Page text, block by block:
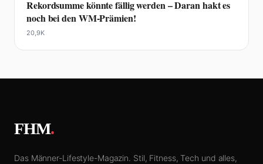
Rekordsumme könnte fällig werden – Daran hakt es
noch bei den WM-Prämien!
20,9K
FHM.
Das Männer-Lifestyle-Magazin. Stil, Fitness, Tech und alles,